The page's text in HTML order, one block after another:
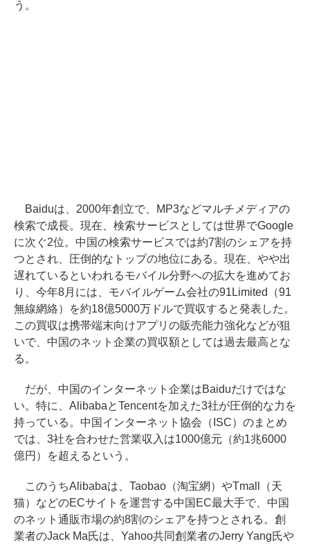
う。
Baiduは、2000年創立で、MP3などマルチメディアの
検索で成長。現在、検索サービスとしては世界でGoogle
に次ぐ2位。中国の検索サービスでは約7割のシェアを持
つとされ、圧倒的なトップの地位にある。現在、やや出
遅れているといわれるモバイル分野への拡大を進めてお
り、今年8月には、モバイルゲーム会社の91Limited（91
無線網絡）を約18億5000万ドルで買収すると発表した。
この買収は携帯端末向けアプリの販売能力強化などが狙
いで、中国のネット企業の買収額としては過去最高とな
る。
だが、中国のインターネット企業はBaiduだけではな
い。特に、AlibabaとTencentを加えた3社が圧倒的な力を
持っている。中国インターネット協会（ISC）のまとめ
では、3社を合わせた営業収入は1000億元（約1兆6000
億円）を超えるという。
このうちAlibabaは、Taobao（淘宝網）やTmall（天
猫）などのECサイトを運営する中国EC最大手で、中国
のネット通販市場の約8割のシェアを持つとされる。創
業者のJack Ma氏は、Yahoo共同創業者のJerry Yang氏や